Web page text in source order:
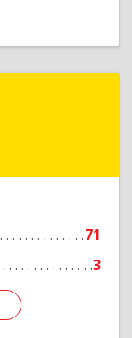
71
3
ул,